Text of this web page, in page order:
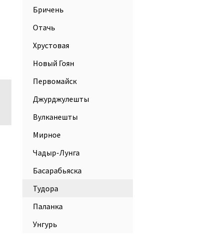
Бричень
Отачь
Хрустовая
Новый Гоян
Первомайск
Джурджулешты
Вулканешты
Мирное
Чадыр-Лунга
Басарабьяска
Тудора
Паланка
Унгурь